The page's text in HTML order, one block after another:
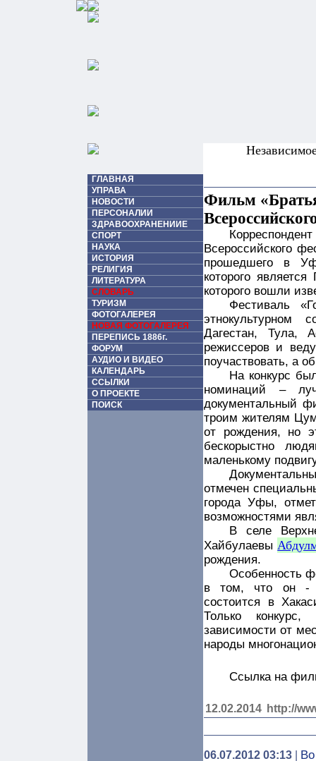
ГЛАВНАЯ
УПРАВА
НОВОСТИ
ПЕРСОНАЛИИ
ЗДРАВООХРАНЕНИИЕ
СПОРТ
НАУКА
ИСТОРИЯ
РЕЛИГИЯ
ЛИТЕРАТУРА
СЛОВАРЬ
ТУРИЗМ
ФОТОГАЛЕРЕЯ
НОВАЯ ФОТОГАЛЕРЕЯ
ПЕРЕПИСЬ 1886г.
ФОРУМ
АУДИО И ВИДЕО
КАЛЕНДАРЬ
ССЫЛКИ
О ПРОЕКТЕ
ПОИСК
Фильм
Всероссийского
прошедшего в
которого
которого вошли
Фестиваль
этнокультурном
Дагестан, Тула,
режиссеров и
поучаствовать, а
На конкурс
номинаций –
документальный
троим жителям
от рождения, но
бескорыстно
маленькому
отмечен
города Уфы,
возможностями
В селе
Хайбулаевы
рождения.
Особенность
в том, что он -
состоится в
Только
зависимости от
народы
Ссылка на
12.02.2014 http://
06.07.2012 03:13